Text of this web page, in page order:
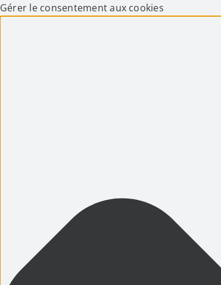
Gérer le consentement aux cookies